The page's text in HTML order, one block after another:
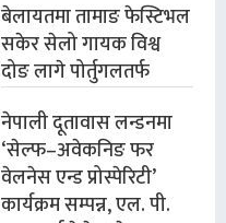
बेलायतमा तामाङ फेस्टिभल
सकेर सेलो गायक विश्व
दोङ लागे पोर्तुगलतर्फ
नेपाली दूतावास लन्डनमा
‘सेल्फ–अवेकनिङ फर
वेलनेस एन्ड प्रोस्पेरिटी’
कार्यक्रम सम्पन्न, एल. पी.